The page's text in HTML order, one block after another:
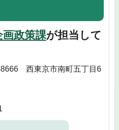
画政策課が担当して
西東京市南町五丁目6